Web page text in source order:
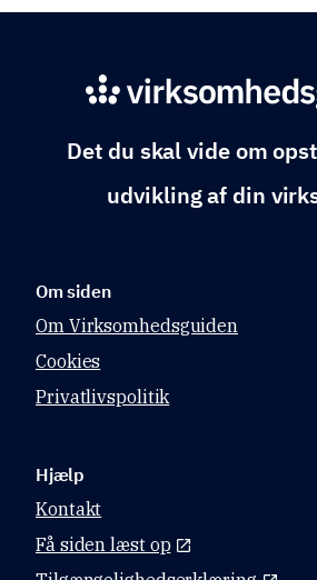
Det du skal vide om
udvikling af din
Om siden
Om Virksomhedsguiden
Cookies
Privatlivspolitik
Hjælp
Kontakt
Få siden læst op